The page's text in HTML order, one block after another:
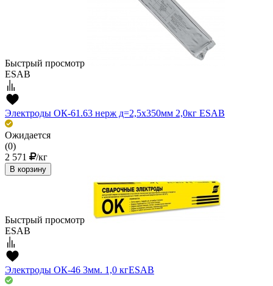
Быстрый просмотр
ESAB
Электроды ОК-61.63 нерж д=2,5х350мм 2,0кг ESAB
Ожидается
(0)
2 571
/кг
В корзину
Быстрый просмотр
ESAB
Электроды ОК-46 3мм. 1,0 кгESAВ